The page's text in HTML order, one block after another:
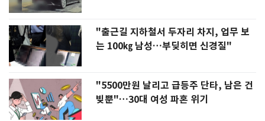
"출근길 지하철서 두자리 차지, 업무 보
는 100㎏ 남성…부딪히면 신경질"
"5500만원 날리고 급등주 단타, 남은 건
빚뿐"…30대 여성 파혼 위기